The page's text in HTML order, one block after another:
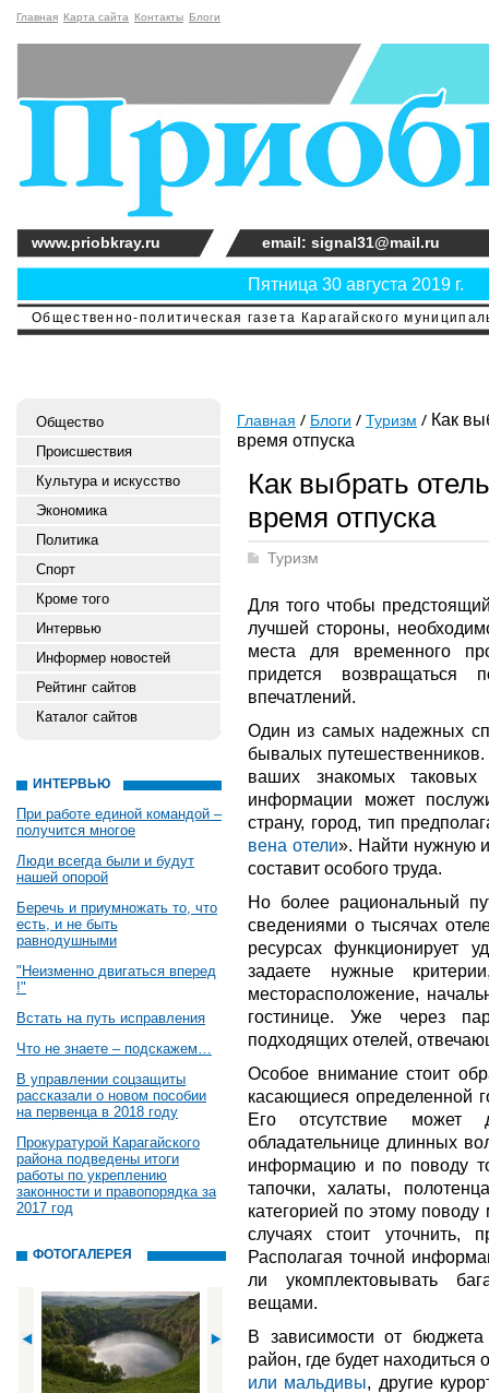
Главная Карта сайта Контакты Блоги
Общественно-политическая газета Карагайского
Пятница 30 августа 2019 г.
www.priobkray.ru email: signal31@mail.ru
Общество
Происшествия
Культура и искусство
Экономика
Политика
Спорт
Кроме того
Интервью
Информер новостей
Рейтинг сайтов
Каталог сайтов
ИНТЕРВЬЮ
При работе единой командой –
получится многое
Люди всегда были и будут
нашей опорой
Беречь и приумножать то, что
есть, и не быть
равнодушными
"Неизменно двигаться вперед
!"
Встать на путь исправления
Что не знаете – подскажем…
В управлении соцзащиты
рассказали о новом пособии
на первенца в 2018 году
Прокуратурой Карагайского
района подведены итоги
работы по укреплению
законности и правопорядка за
2017 год
ФОТОГАЛЕРЕЯ
Главная Блоги Туризм
Как
время отпуска
Как выбрать
время отпуска
Туризм
Для того чтобы
лучшей стороны,
места для временного
придется возвращаться
впечатлений.
Один из самых надежных
бывалых путешественников.
ваших знакомых
информации может
страну, город, тип
вена отели». Найти нужную
составит особого труда.
Но более рациональный
сведениями о тысячах
ресурсах функционирует
задаете нужные
месторасположение,
гостинице. Уже через
подходящих отелей,
Особое внимание стоит
касающиеся определенной
Его отсутствие может
обладательнице длинных
информацию и по поводу
тапочки, халаты,
категорией по этому
случаях стоит уточнить,
Располагая точной
ли укомплектовывать
вещами.
В зависимости от бюджета
район, где будет
или мальдивы, другие